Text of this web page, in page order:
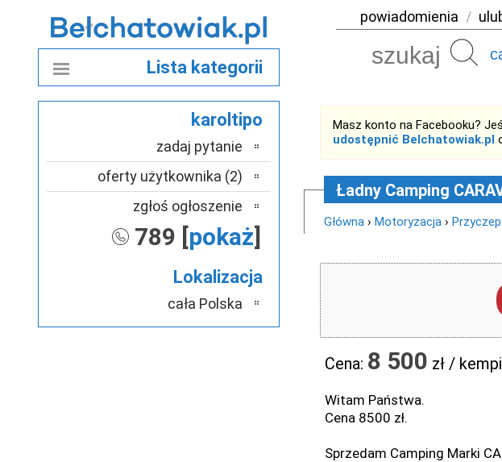
powiadomienia /
Masz konto na Facebooku?
udostępnić Belchatowiak.pl
Ładny Camping
Główna › Motoryzacja ›
Cena: 8 500 zł /
Witam Państwa.
Cena 8500 zł.
Sprzedam Camping Marki
Lista kategorii
karoltipo
zadaj pytanie
oferty użytkownika (2)
zgłoś ogłoszenie
789 [pokaż]
Lokalizacja
cała Polska